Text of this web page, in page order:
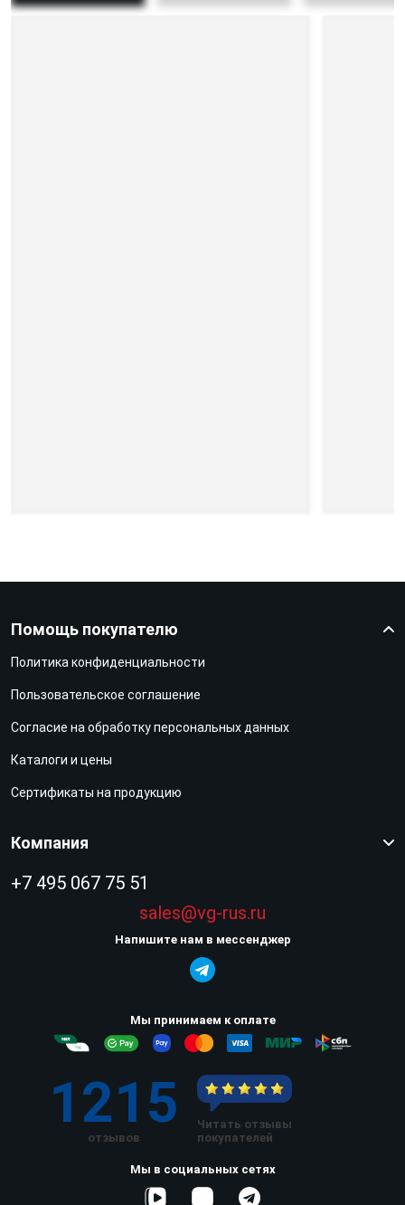
Помощь покупателю
Политика конфиденциальности
Пользовательское соглашение
Согласие на обработку персональных данных
Каталоги и цены
Сертификаты на продукцию
Компания
+7 495 067 75 51
sales@vg-rus.ru
Напишите нам в мессенджер
Мы принимаем к оплате
1215
отзывов
Читать отзывы
покупателей
Мы в социальных сетях